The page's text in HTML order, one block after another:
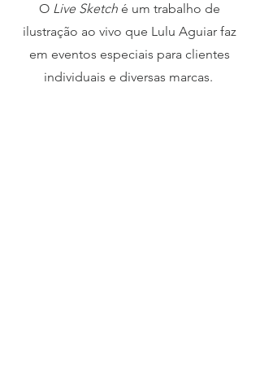
O Live Sketch é um trabalho de
ilustração ao vivo que Lulu Aguiar faz
em eventos especiais para clientes
individuais e diversas marcas.